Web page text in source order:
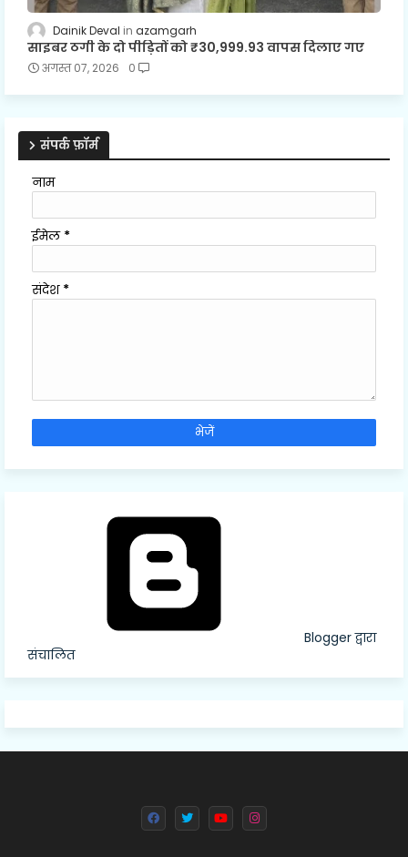
Dainik Deval azamgarh
साइबर ठगी के दो पीड़ितों को ₹30,999.93 वापस दिलाए गए
अगस्त 07, 2026 0
संपर्क फ़ॉर्म
नाम
ईमेल *
संदेश *
Blogger द्वारा
संचालित